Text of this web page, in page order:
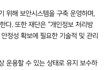
위해 보안시스템을 구축 운영하며,
다. 또한 재단은 “개인정보 처리방
정성 확보에 필요한 기술적 및 관리
운용할 수 있는 상태로 유지 보수하